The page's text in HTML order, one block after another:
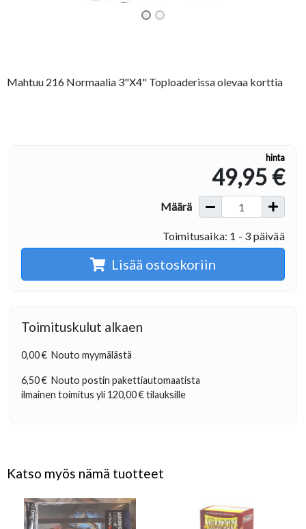
Mahtuu 216 Normaalia 3"X4" Toploaderissa olevaa korttia
hinta
49,95 €
Määrä
Toimitusaika: 1 - 3 päivää
Lisää ostoskoriin
Toimituskulut alkaen
0,00 € Nouto myymälästä
6,50 € Nouto postin pakettiautomaatista
ilmainen toimitus yli 120,00 €tilauksille
Katso myös nämä tuotteet